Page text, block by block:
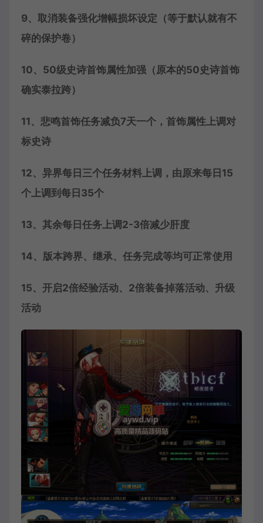
9、取消装备强化增幅损坏设定（等于默认就有不
碎的保护卷）
10、50级史诗首饰属性加强（原本的50史诗首饰
确实泰拉跨）
11、悲鸣首饰任务减负7天一个，首饰属性上调对
标史诗
12、异界每日三个任务材料上调，由原来每日15
个上调到每日35个
13、其余每日任务上调2-3倍减少肝度
14、版本跨界、继承、任务完成等均可正常使用
15、开启2倍经验活动、2倍装备掉落活动、升级
活动